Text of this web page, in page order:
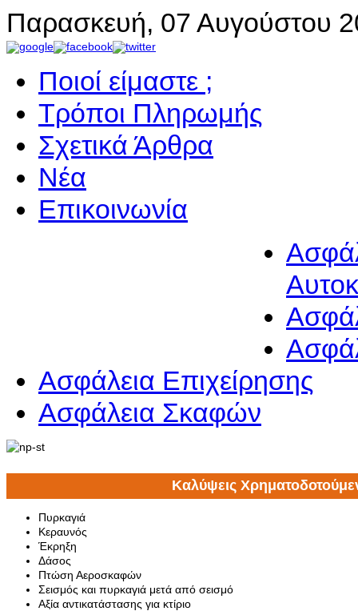
Παρασκευή, 07 Αυγούστου
Ποιοί είμαστε ;
Τρόποι Πληρωμής
Σχετικά Άρθρα
Νέα
Επικοινωνία
Ασφάλεια Επιχείρησης
Ασφάλεια Σκαφών
Καλύψεις
Πυρκαγιά
Κεραυνός
Έκρηξη
Δάσος
Πτώση Αεροσκαφών
Σεισμός και πυρκαγιά μετά από σεισμό
Αξία αντικατάστασης για κτίριο